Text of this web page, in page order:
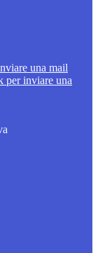
una mail
per inviare una